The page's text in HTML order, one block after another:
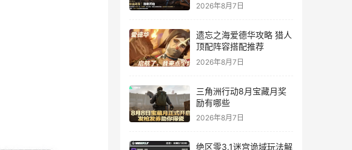
2026年8月7日
遗忘之海爱德华攻略 猎人
顶配阵容搭配推荐
2026年8月7日
三角洲行动8月宝藏月奖
励有哪些
2026年8月7日
绝区零3.1迷宫诡域玩法解